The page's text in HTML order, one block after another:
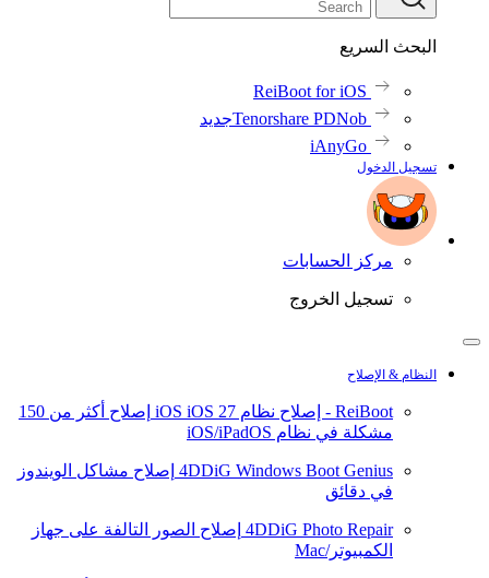
البحث السريع
ReiBoot for iOS
Tenorshare PDNobجديد
iAnyGo
تسجيل الدخول
مركز الحسابات
تسجيل الخروج
النظام & الإصلاح
ReiBoot - إصلاح نظام iOS iOS 27
إصلاح أكثر من 150
مشكلة في نظام iOS/iPadOS
4DDiG Windows Boot Genius إصلاح مشاكل الويندوز
في دقائق
4DDiG Photo Repair إصلاح الصور التالفة على جهاز
الكمبيوتر/Mac